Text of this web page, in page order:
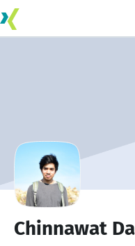
Chinnawat